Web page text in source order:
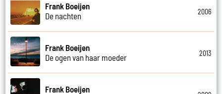
Frank Boeijen
De nachten
2006
Frank Boeijen
De ogen van haar moeder
2013
Frank Boeijen